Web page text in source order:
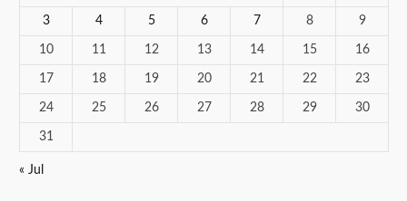
3 4 5 6 7 8 9
10 11 12 13 14 15 16
17 18 19 20 21 22 23
24 25 26 27 28 29 30
31
« Jul